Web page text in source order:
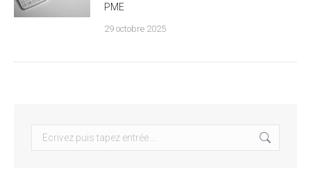
PME
29 octobre 2025
Search: